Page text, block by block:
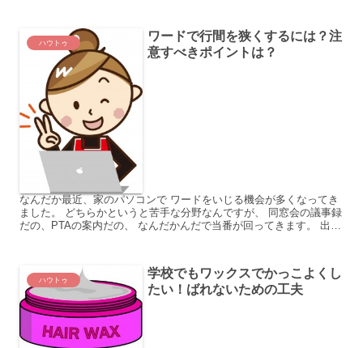
ハウトゥ
ワードで行間を狭くするには？注
意すべきポイントは？
なんだか最近、家のパソコンで ワードをいじる機会が多くなってき
ました。 どちらかというと苦手な分野なんですが、 同窓会の議事録
だの、PTAの案内だの、 なんだかんだで当番が回ってきます。 出来
ハウトゥ
学校でもワックスでかっこよくし
たい！ばれないための工夫